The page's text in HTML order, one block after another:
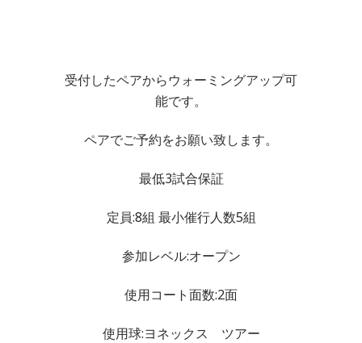
受付したペアからウォーミングアップ可
能です。
ペアでご予約をお願い致します。
最低3試合保証
定員:8組 最小催行人数5組
参加レベル:オープン
使用コート面数:2面
使用球:ヨネックス ツアー